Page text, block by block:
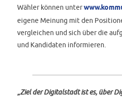
Wähler können unter
eigene Meinung mit den
vergleichen und sich über die
und Kandidaten informieren.
„Ziel der Digitalstadt ist es, über